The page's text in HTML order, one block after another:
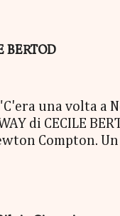
BERTOD
"C'era una
di CECILE
Compton.
Mucchina